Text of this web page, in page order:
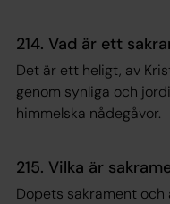
214. Vad är ett
Det är ett heligt, av
genom synliga och
himmelska nådegåvor.
215. Vilka är
Dopets sakrament